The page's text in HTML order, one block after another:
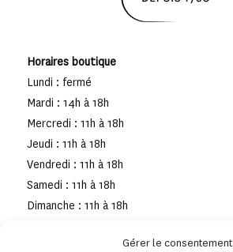
Gérer le consentement
Horaires boutique
Lundi : fermé
Mardi : 14h à 18h
Mercredi : 11h à 18h
Jeudi : 11h à 18h
Vendredi : 11h à 18h
Samedi : 11h à 18h
Dimanche : 11h à 18h